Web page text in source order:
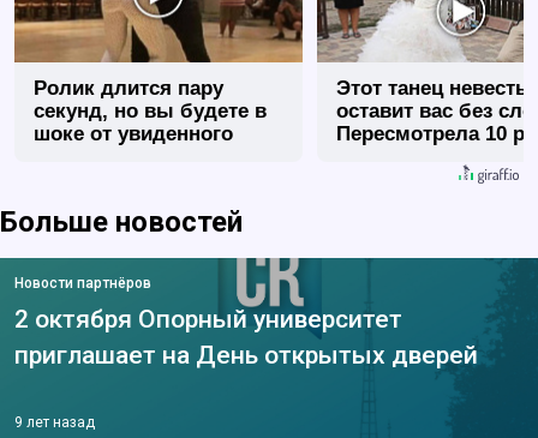
Ролик длится пару
секунд, но вы будете в
шоке от увиденного
Этот танец невесты
оставит вас без
Пересмотрела 10
Больше новостей
Новости партнёров
2 октября Опорный университет
приглашает на День открытых дверей
9 лет назад